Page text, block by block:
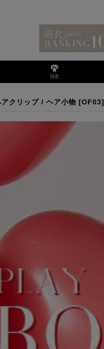
浴衣
アクリップ / ヘア小物 [OF03]